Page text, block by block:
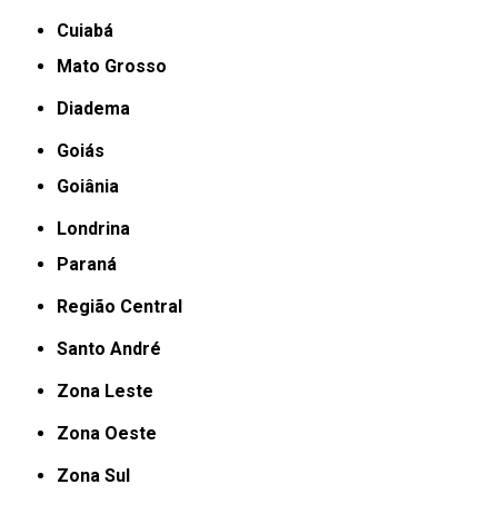
Cuiabá
Mato Grosso
Diadema
Goiás
Goiânia
Londrina
Paraná
Região Central
Santo André
Zona Leste
Zona Oeste
Zona Sul